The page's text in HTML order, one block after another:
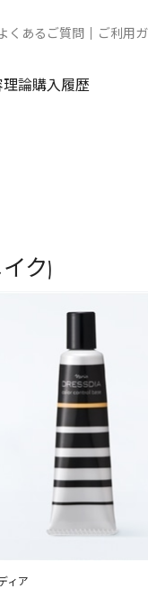
くあるご質問 ご利用
理論購入履歴
ク)
ィア